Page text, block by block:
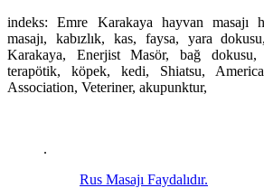
indeks: Emre Karakaya hayvan masajı
masajı, kabızlık, kas, faysa, yara
Karakaya, Enerjist Masör, bağ dokusu,
terapötik, köpek, kedi, Shiatsu,
Association, Veteriner, akupunktur,
.
Rus Masajı Faydalıdır.